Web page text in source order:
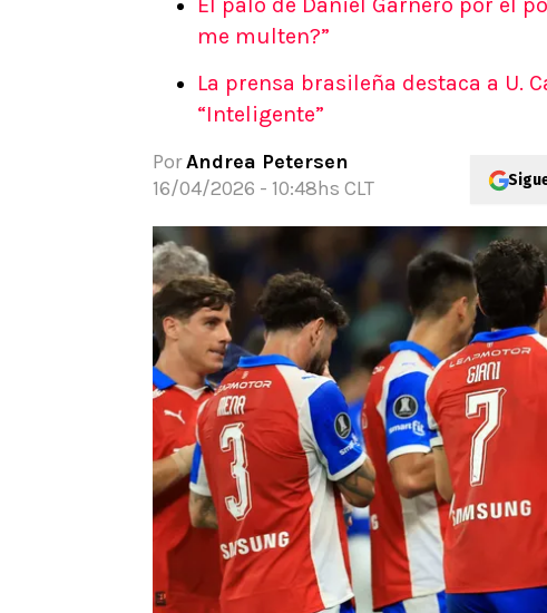
Apuesta del día
me multen?”
La prensa brasileña destaca a U.
“Inteligente”
PorAndrea Petersen
16/04/2026 - 10:48hs CLT